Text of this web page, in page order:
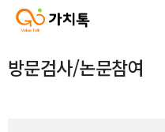
방문검사/논문참여